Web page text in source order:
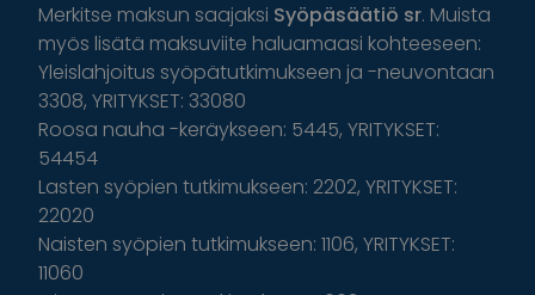
Merkitse maksun saajaksi Syöpäsäätiö sr. Muista
myös lisätä maksuviite haluamaasi kohteeseen:
Yleislahjoitus syöpätutkimukseen ja -neuvontaan
3308, YRITYKSET: 33080
Roosa nauha -keräykseen: 5445, YRITYKSET:
54454
Lasten syöpien tutkimukseen: 2202, YRITYKSET:
22020
Naisten syöpien tutkimukseen: 1106, YRITYKSET:
11060